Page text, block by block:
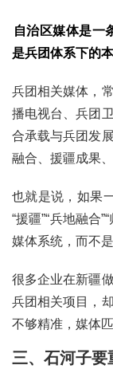
自治区媒体是一
是兵团体系下的本
兵团相关媒体，
播电视台、兵团
合承载与兵团发
融合、援疆成果
也就是说，如果
“援疆”“兵地融合
媒体系统，而不
很多企业在新疆
兵团相关项目，
不够精准，媒体
三、石河子要